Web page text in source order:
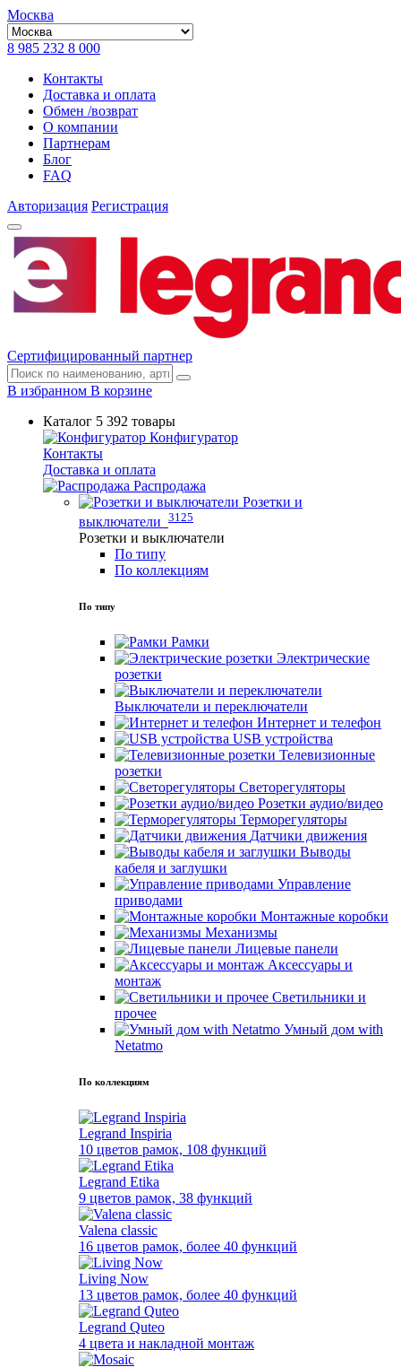
Москва
8 985 232 8 000
Контакты
Доставка и оплата
Обмен /возврат
О компании
Партнерам
Блог
FAQ
Авторизация Регистрация
Сертифицированный партнер
В избранном В корзине
Каталог 5 392 товары
Конфигуратор
Контакты
Доставка и оплата
Распродажа
Розетки и
выключатели 3125
Розетки и выключатели
По типу
По коллекциям
По типу
Рамки
Электрические
розетки
Выключатели и переключатели
Интернет и телефон
USB устройства
Телевизионные
розетки
Светорегуляторы
Розетки аудио/видео
Терморегуляторы
Датчики движения
Выводы
кабеля и заглушки
Управление
приводами
Монтажные коробки
Механизмы
Лицевые панели
Аксессуары и
монтаж
Светильники и
прочее
Умный дом with
Netatmo
По коллекциям
Legrand Inspiria
10 цветов рамок, 108 функций
Legrand Etika
9 цветов рамок, 38 функций
Valena classic
16 цветов рамок, более 40 функций
Living Now
13 цветов рамок, более 40 функций
Legrand Quteo
4 цвета и накладной монтаж